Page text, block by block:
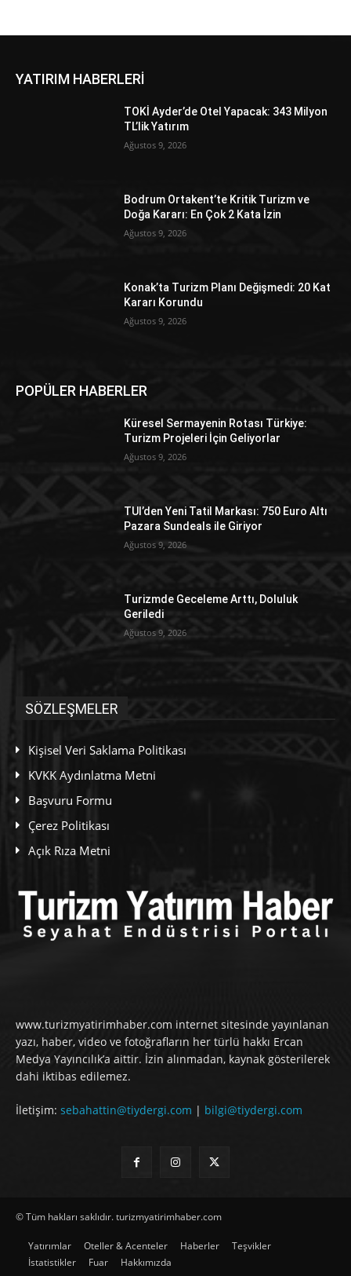
YATIRIM HABERLERİ
TOKİ Ayder’de Otel Yapacak: 343 Milyon
TL’lik Yatırım
Ağustos 9, 2026
Bodrum Ortakent’te Kritik Turizm ve
Doğa Kararı: En Çok 2 Kata İzin
Ağustos 9, 2026
Konak’ta Turizm Planı Değişmedi: 20 Kat
Kararı Korundu
Ağustos 9, 2026
POPÜLER HABERLER
Küresel Sermayenin Rotası Türkiye:
Turizm Projeleri İçin Geliyorlar
Ağustos 9, 2026
TUI’den Yeni Tatil Markası: 750 Euro Altı
Pazara Sundeals ile Giriyor
Ağustos 9, 2026
Turizmde Geceleme Arttı, Doluluk
Geriledi
Ağustos 9, 2026
SÖZLEŞMELER
Kişisel Veri Saklama Politikası
KVKK Aydınlatma Metni
Başvuru Formu
Çerez Politikası
Açık Rıza Metni
www.turizmyatirimhaber.com internet sitesinde yayınlanan
yazı, haber, video ve fotoğrafların her türlü hakkı Ercan
Medya Yayıncılık’a aittir. İzin alınmadan, kaynak gösterilerek
dahi iktibas edilemez.
İletişim: sebahattin@tiydergi.com | bilgi@tiydergi.com
© Tüm hakları saklıdır. turizmyatirimhaber.com
Yatırımlar Oteller & Acenteler Haberler
Teşvikler
İstatistikler
Fuar Hakkımızda